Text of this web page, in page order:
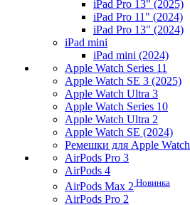
iPad Pro 13" (2025)
iPad Pro 11" (2024)
iPad Pro 13" (2024)
iPad mini
iPad mini (2024)
Apple Watch Series 11
Apple Watch SE 3 (2025)
Apple Watch Ultra 3
Apple Watch Series 10
Apple Watch Ultra 2
Apple Watch SE (2024)
Ремешки для Apple Watch
AirPods Pro 3
AirPods 4
AirPods Max 2 Новинка
AirPods Pro 2